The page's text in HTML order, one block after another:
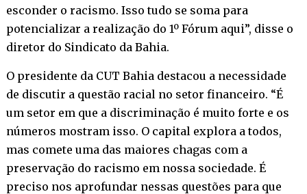
esconder o racismo. Isso tudo se soma para
potencializar a realização do 1º Fórum aqui”, disse o
diretor do Sindicato da Bahia.
O presidente da CUT Bahia destacou a necessidade
de discutir a questão racial no setor financeiro. “É
um setor em que a discriminação é muito forte e os
números mostram isso. O capital explora a todos,
mas comete uma das maiores chagas com a
preservação do racismo em nossa sociedade. É
preciso nos aprofundar nessas questões para que